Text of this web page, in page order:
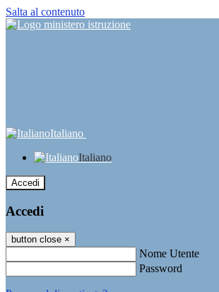
Salta al contenuto
Italiano
Italiano
Accedi
Accedi
button close ×
Nome Utente
Password